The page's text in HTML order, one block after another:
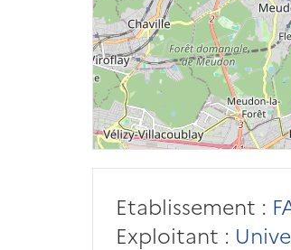
Etablissement :
Exploitant :